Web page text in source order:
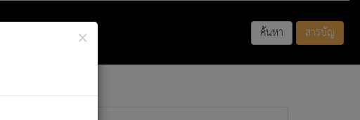
ค้นหา สารบัญ
×